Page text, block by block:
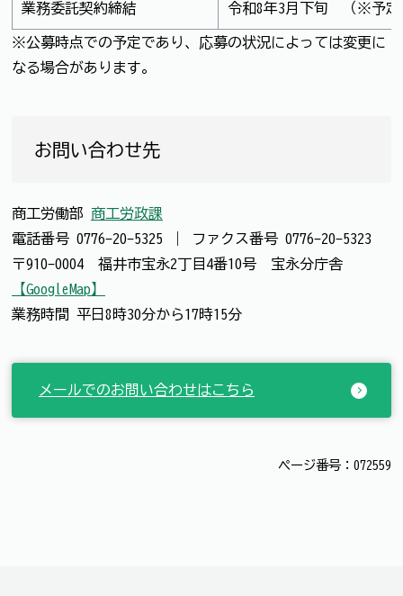
業務委託契約締結 令和8年3月下旬 （※予定
※公募時点での予定であり、応募の状況によっては変更に
なる場合があります。
お問い合わせ先
商工労働部 商工労政課
電話番号 0776-20-5325 ファクス番号 0776-20-5323
〒910-0004 福井市宝永2丁目4番10号 宝永分庁舎
【GoogleMap】
業務時間 平日8時30分から17時15分
メールでのお問い合わせはこちら
ページ番号：072559